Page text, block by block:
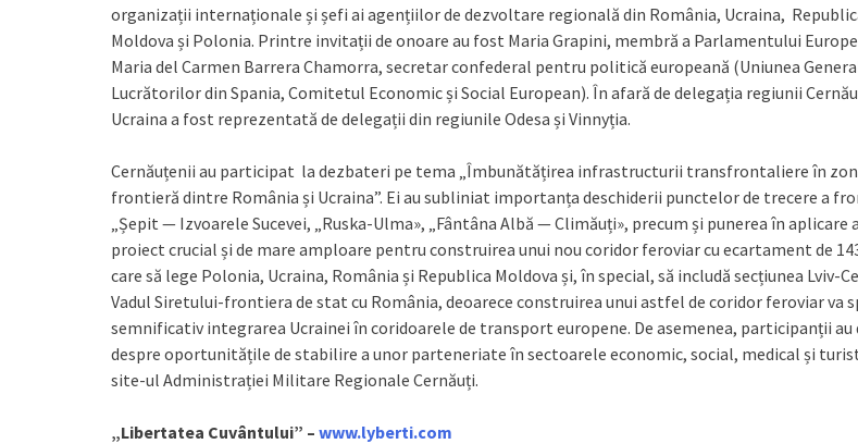
organizații internaționale și șefi ai agențiilor de dezvoltare regională din România, Ucraina,
Moldova și Polonia. Printre invitații de onoare au fost Maria Grapini, membră a Parlamentului
Maria del Carmen Barrera Chamorra, secretar confederal pentru politică europeană (Uniunea
Lucrătorilor din Spania, Comitetul Economic și Social European). În afară de delegația regiunii
Ucraina a fost reprezentată de delegații din regiunile Odesa și Vinnyția.
Cernăuțenii au participat la dezbateri pe tema „Îmbunătățirea infrastructurii transfrontaliere în
frontieră dintre România și Ucraina”. Ei au subliniat importanța deschiderii punctelor de trecere a
„Șepit — Izvoarele Sucevei, „Ruska-Ulma», „Fântâna Albă — Climăuți», precum și punerea în aplicare
proiect crucial și de mare amploare pentru construirea unui nou coridor feroviar cu ecartament de
care să lege Polonia, Ucraina, România și Republica Moldova și, în special, să includă secțiunea Lviv-
Vadul Siretului-frontiera de stat cu România, deoarece construirea unui astfel de coridor feroviar va
semnificativ integrarea Ucrainei în coridoarele de transport europene. De asemenea, participanții au
despre oportunitățile de stabilire a unor parteneriate în sectoarele economic, social, medical și
site-ul Administrației Militare Regionale Cernăuți.
„Libertatea Cuvântului” – www.lyberti.com